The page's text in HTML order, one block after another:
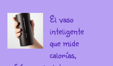
El vaso
inteligente
que mide
calorías,